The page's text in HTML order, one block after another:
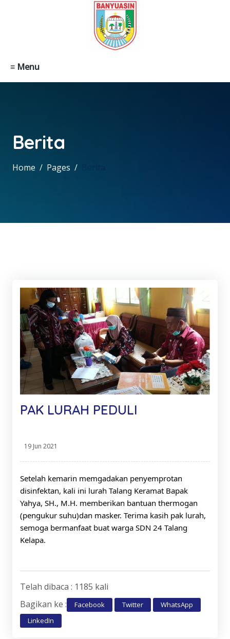
≡ Menu
Berita
Home Pages
PAK LURAH PEDULI
19 Jun 2021
Setelah kemarin memgadakan penyemprotan
disinfektan, kali ini lurah Talang Keramat Bapak
Yahya, SH., M.H. memberikan bantuan thermogan
(pengukur suhu)dan masker. Terima kasih pak lurah,
semoga bermanfaat buat warga SDN 24 Talang
Kelapa.
Telah dibaca : 1185 kali
Bagikan ke :
Facebook Twitter
WhatsApp
LinkedIn